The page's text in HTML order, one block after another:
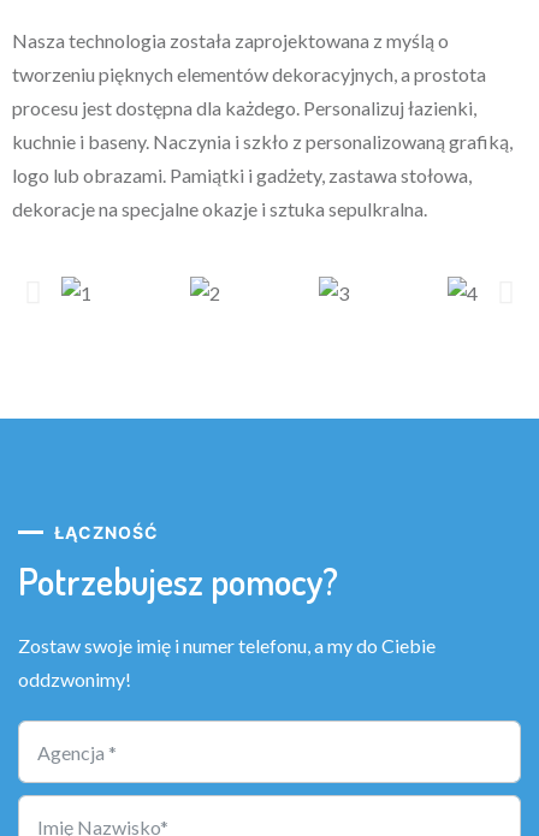
Nasza technologia została zaprojektowana z myślą o
tworzeniu pięknych elementów dekoracyjnych, a prostota
procesu jest dostępna dla każdego. Personalizuj łazienki,
kuchnie i baseny. Naczynia i szkło z personalizowaną grafiką,
logo lub obrazami. Pamiątki i gadżety, zastawa stołowa,
dekoracje na specjalne okazje i sztuka sepulkralna.
ŁĄCZNOŚĆ
Potrzebujesz pomocy?
Zostaw swoje imię i numer telefonu, a my do Ciebie
oddzwonimy!